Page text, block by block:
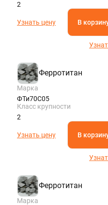
2
Узнать цену В
Ферротитан
Марка
ФТи70С05
Класс крупности
2
Узнать цену В
Ферротитан
Марка